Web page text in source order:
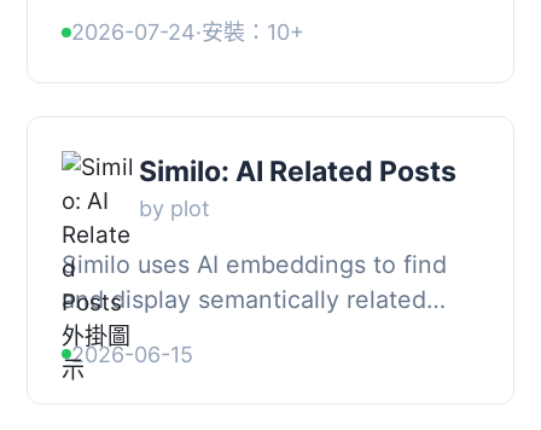
容。它會在文章底部顯示相關頁面、文
章及自定義文章類...
2026-07-24·安裝：10+
Similo: AI Related Posts
by plot
Similo uses AI embeddings to find
and display semantically related
posts — articles that are actually
about the same topic, even if they
don’t shar...
2026-06-15